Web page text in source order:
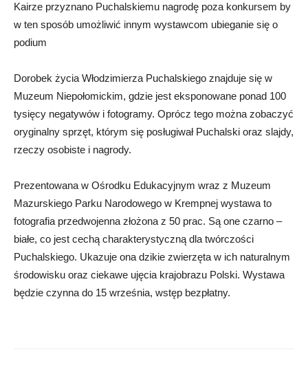
Kairze przyznano Puchalskiemu nagrodę poza konkursem by
w ten sposób umożliwić innym wystawcom ubieganie się o
podium
Dorobek życia Włodzimierza Puchalskiego znajduje się w
Muzeum Niepołomickim, gdzie jest eksponowane ponad 100
tysięcy negatywów i fotogramy. Oprócz tego można zobaczyć
oryginalny sprzęt, którym się posługiwał Puchalski oraz slajdy,
rzeczy osobiste i nagrody.
Prezentowana w Ośrodku Edukacyjnym wraz z Muzeum
Mazurskiego Parku Narodowego w Krempnej wystawa to
fotografia przedwojenna złożona z 50 prac. Są one czarno –
białe, co jest cechą charakterystyczną dla twórczości
Puchalskiego. Ukazuje ona dzikie zwierzęta w ich naturalnym
środowisku oraz ciekawe ujęcia krajobrazu Polski. Wystawa
będzie czynna do 15 września, wstęp bezpłatny.